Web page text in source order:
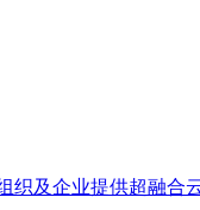
织及企业提供超融合